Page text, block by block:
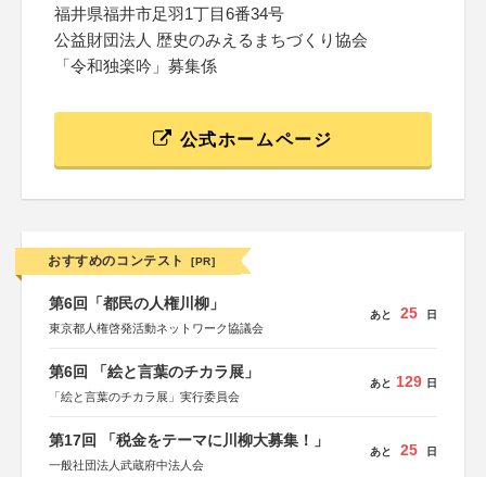
福井県福井市足羽1丁目6番34号
公益財団法人 歴史のみえるまちづくり協会
「令和独楽吟」募集係
公式ホームページ
おすすめのコンテスト [PR]
第6回「都民の人権川柳」
東京都人権啓発活動ネットワーク協議会
あと 25 日
第6回 「絵と言葉のチカラ展」
「絵と言葉のチカラ展」実行委員会
あと 129 日
第17回 「税金をテーマに川柳大募集！」
一般社団法人武蔵府中法人会
あと 25 日